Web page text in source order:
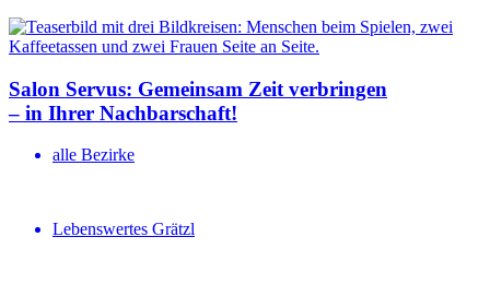
Salon Servus: Gemeinsam Zeit verbringen
– in Ihrer Nachbar­schaft!
alle Bezirke
Lebenswertes Grätzl